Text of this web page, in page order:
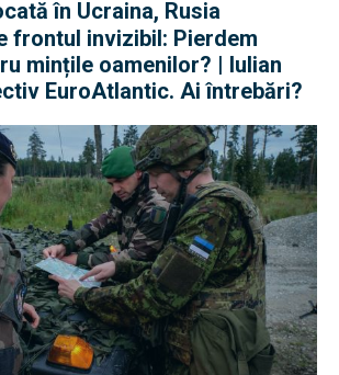
frontul invizibil: Pierdem
mințile oamenilor? | Iulian
EuroAtlantic. Ai întrebări?